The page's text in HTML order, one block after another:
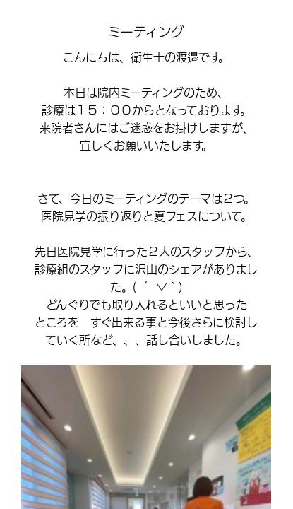
ミーティング
こんにちは、衛生士の渡邉です。
本日は院内ミーティングのため、
診療は１５：００からとなっております。
来院者さんにはご迷惑をお掛けしますが、
宜しくお願いいたします。
さて、今日のミーティングのテーマは２つ。
医院見学の振り返りと夏フェスについて。
先日医院見学に行った２人のスタッフから、
診療組のスタッフに沢山のシェアがありまし
た。( ´ ▽ ` )
どんぐりでも取り入れるといいと思った
ところを すぐ出来る事と今後さらに検討し
ていく所など、、、話し合いしました。